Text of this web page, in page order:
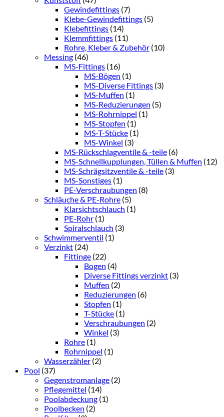
Gewindefittings (7)
Klebe-Gewindefittings (5)
Klebefittings (14)
Klemmfittings (11)
Rohre, Kleber & Zubehör (10)
Messing (46)
MS-Fittings (16)
MS-Bögen (1)
MS-Diverse Fittings (3)
MS-Muffen (1)
MS-Reduzierungen (5)
MS-Rohrnippel (1)
MS-Stopfen (1)
MS-T-Stücke (1)
MS-Winkel (3)
MS-Rückschlagventile & -teile (6)
MS-Schnellkupplungen, Tüllen & Muffen (12)
MS-Schrägsitzventile & -teile (3)
MS-Sonstiges (1)
PE-Verschraubungen (8)
Schläuche & PE-Rohre (5)
Klarsichtschlauch (1)
PE-Rohr (1)
Spiralschlauch (3)
Schwimmerventil (1)
Verzinkt (24)
Fittinge (22)
Bogen (4)
Diverse Fittings verzinkt (3)
Muffen (2)
Reduzierungen (6)
Stopfen (1)
T-Stücke (1)
Verschraubungen (2)
Winkel (3)
Rohre (1)
Rohrnippel (1)
Wasserzähler (2)
Pool (37)
Gegenstromanlage (2)
Pflegemittel (14)
Poolabdeckung (1)
Poolbecken (2)